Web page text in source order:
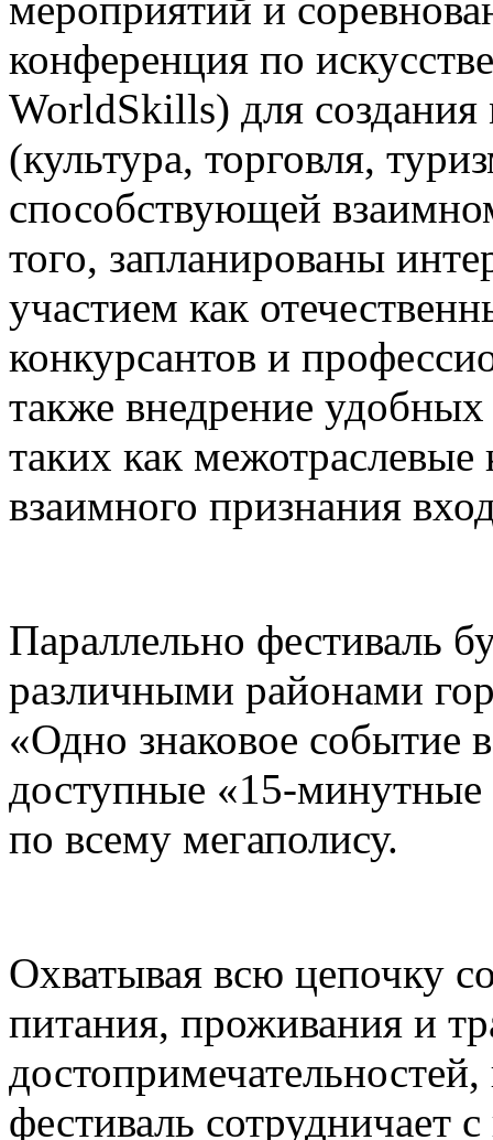
конференция по
WorldSkills) для
(культура, торговля,
способствующей
того, запланированы
участием как
конкурсантов и
также внедрение
таких как
взаимного признания
Параллельно фестиваль
различными районами
«Одно знаковое событие
доступные «15-минутные
по всему мегаполису.
Охватывая всю цепочку
питания, проживания и
фестиваль сотрудничает